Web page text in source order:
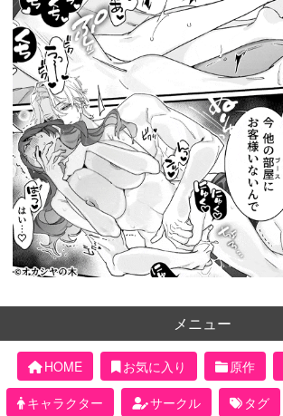
メニュー
HOME お気に入り 原作
キャラクター
サークル タグ